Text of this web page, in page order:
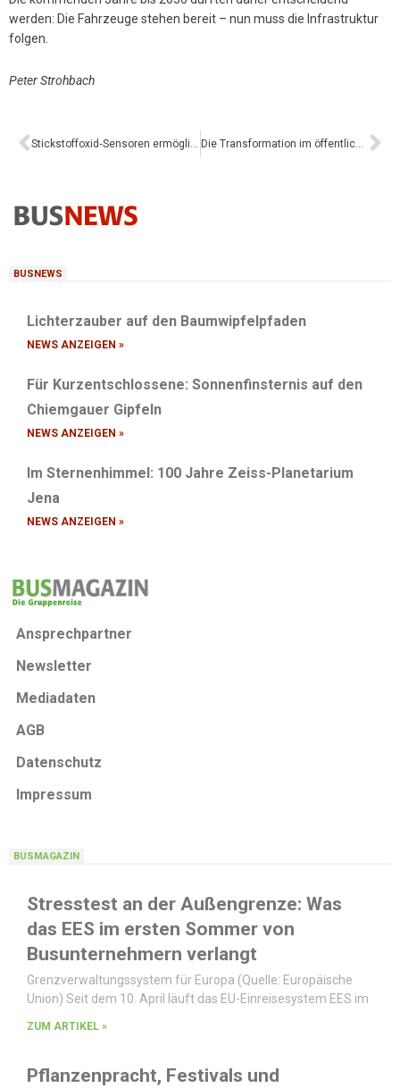
werden: Die Fahrzeuge stehen bereit – nun muss die Infrastruktur
folgen.
Peter Strohbach
Stickstoffoxid‑Sensoren ermöglichen eine effiziente Abgasnachbehandlung Die Transformation im öffentlichen Verkehr auf der Straße startet morgen
BUSNEWS
Lichterzauber auf den Baumwipfelpfaden
NEWS ANZEIGEN »
Für Kurzentschlossene: Sonnenfinsternis auf den
Chiemgauer Gipfeln
NEWS ANZEIGEN »
Im Sternenhimmel: 100 Jahre Zeiss-Planetarium
Jena
NEWS ANZEIGEN »
Ansprechpartner
Newsletter
Mediadaten
AGB
Datenschutz
Impressum
BUSMAGAZIN
Stresstest an der Außengrenze: Was
das EES im ersten Sommer von
Busunternehmern verlangt
Grenzverwaltungssystem für Europa (Quelle: Europäische
Union) Seit dem 10. April läuft das EU-Einreisesystem EES im
ZUM ARTIKEL »
Pflanzenpracht, Festivals und